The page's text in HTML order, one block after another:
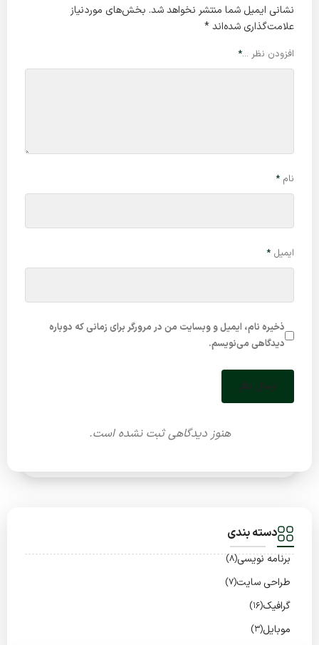
نشانی ایمیل شما منتشر نخواهد شد. بخش‌های موردنیاز
علامت‌گذاری شده‌اند*
افزودن نظر ...*
نام *
ایمیل *
ذخیره نام، ایمیل و وبسایت من در مرورگر برای زمانی که دوباره
دیدگاهی می‌نویسم.
ارسال نظر
هنوز دیدگاهی ثبت نشده است.
دسته بندی
برنامه نویسی(8)
طراحی سایت(7)
گرافیک(16)
موبایل(3)